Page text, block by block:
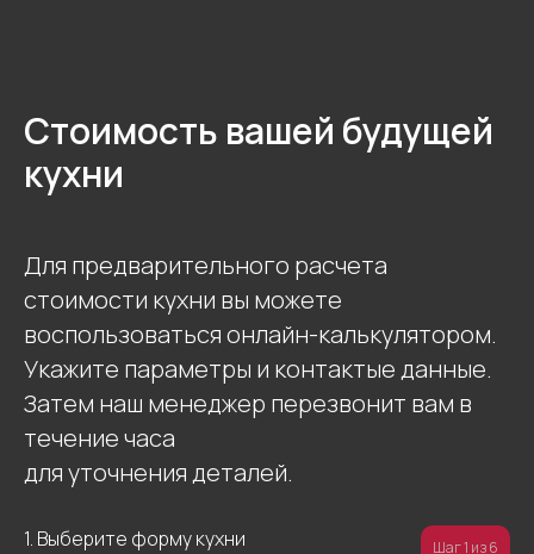
Стоимость вашей будущей
кухни
Для предварительного расчета
стоимости кухни вы можете
воспользоваться онлайн-калькулятором.
Укажите параметры и контактые данные.
Затем наш менеджер перезвонит вам в
течение часа
для уточнения деталей.
1. Выберите форму кухни Шаг 1 из 6